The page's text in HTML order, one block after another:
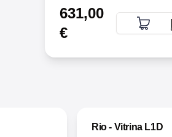
631,00
€
Rio - Vitrina L1D